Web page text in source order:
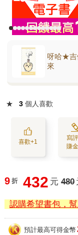
呀哈★吉
來
★ 3 個人喜歡
喜歡+1
寫
賺
9 折 432 元 480
認購希望書包，
預計最高可得金幣